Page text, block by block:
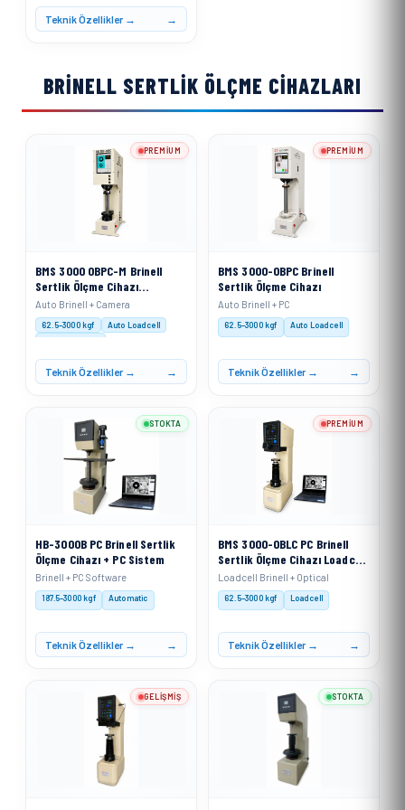
Teknik Özellikler →
BRINELL SERTLIK ÖLÇME CIHAZLARI
BMS 3000 OBPC-M Brinell
Sertlik Ölçme Cihazı
Motorize Sistemli
Auto Brinell + Camera
62.5–3000 kgf
Auto Loadcell
XACT Software
Teknik Özellikler →
PREMIUM
BMS 3000-OBPC Brinell
Sertlik Ölçme Cihazı
Auto Brinell + PC
62.5–3000 kgf Auto Loadcell
Teknik Özellikler →
PREMIUM
HB-3000B PC Brinell Sertlik
Ölçme Cihazı + PC Sistem
Brinell + PC Software
187.5–3000 kgf Automatic
Teknik Özellikler →
STOKTA
BMS 3000-OBLC PC Brinell
Sertlik Ölçme Cihazı Loadcell
Sistemli + PC
Loadcell Brinell + Optical
62.5–3000 kgf Loadcell
Teknik Özellikler →
PREMIUM
GELIŞMIŞ STOKTA